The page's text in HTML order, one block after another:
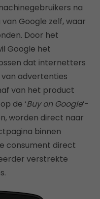
na
Google zelf, waar
Door het
Google het
dat internetters
advertenties
van het product
de ‘Buy on Google’-
worden direct naar
binnen
consument direct
verstrekte